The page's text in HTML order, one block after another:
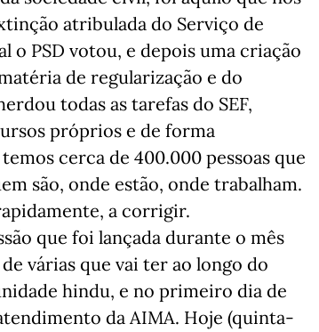
atribulada do Serviço de
o PSD votou, e depois uma criação
de regularização e do
todas as tarefas do SEF,
próprios e de forma
cerca de 400.000 pessoas que
são, onde estão, onde trabalham.
a corrigir.
que foi lançada durante o mês
várias que vai ter ao longo do
hindu, e no primeiro dia de
da AIMA. Hoje (quinta-